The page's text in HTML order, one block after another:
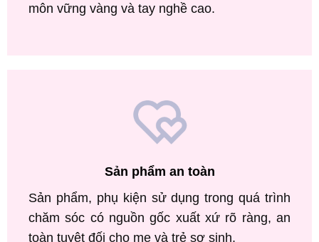
môn vững vàng và tay nghề cao.
Sản phẩm an toàn
Sản phẩm, phụ kiện sử dụng trong quá trình
chăm sóc có nguồn gốc xuất xứ rõ ràng, an
toàn tuyệt đối cho mẹ và trẻ sơ sinh.